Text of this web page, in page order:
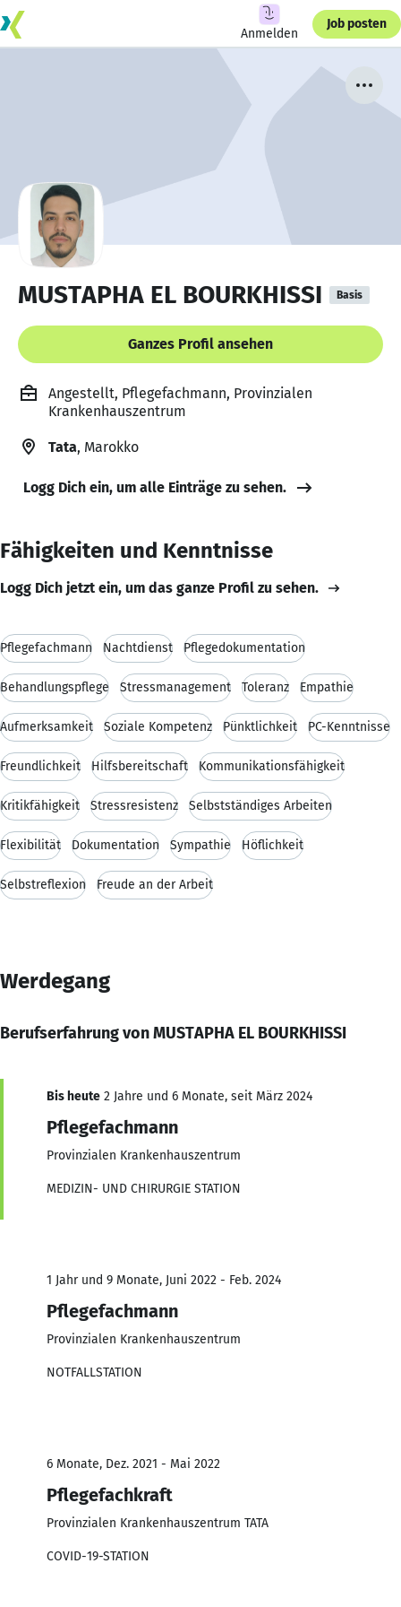
Anmelden
Job posten
MUSTAPHA EL BOURKHISSI Basis
Ganzes Profil ansehen
Angestellt, Pflegefachmann, Provinzialen
Krankenhauszentrum
Tata, Marokko
Logg Dich ein, um alle Einträge zu sehen.
Fähigkeiten und Kenntnisse
Logg Dich jetzt ein, um das ganze Profil zu sehen.
Pflegefachmann Nachtdienst Pflegedokumentation
Behandlungspflege Stressmanagement Toleranz Empathie
Aufmerksamkeit Soziale Kompetenz Pünktlichkeit PC-Kenntnisse
Freundlichkeit Hilfsbereitschaft Kommunikationsfähigkeit
Kritikfähigkeit Stressresistenz Selbstständiges Arbeiten
Flexibilität Dokumentation Sympathie Höflichkeit
Selbstreflexion Freude an der Arbeit
Werdegang
Berufserfahrung von MUSTAPHA EL BOURKHISSI
Bis heute 2 Jahre und 6 Monate, seit März 2024
Pflegefachmann
Provinzialen Krankenhauszentrum
MEDIZIN- UND CHIRURGIE STATION
1 Jahr und 9 Monate, Juni 2022 - Feb. 2024
Pflegefachmann
Provinzialen Krankenhauszentrum
NOTFALLSTATION
6 Monate, Dez. 2021 - Mai 2022
Pflegefachkraft
Provinzialen Krankenhauszentrum TATA
COVID-19-STATION